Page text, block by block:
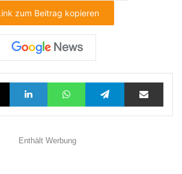
zum Beitrag kopieren
X LinkedInWhatsAppTelegramTeilen via E-Mail
Enthält Werbung